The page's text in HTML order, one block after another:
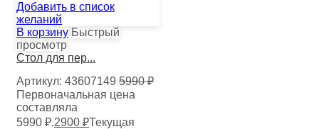
Добавить в список
желаний
В корзину Быстрый
просмотр
Стол для пер...
Артикул: 43607149 5990₽
Первоначальная цена
составляла
5990 ₽.2900 ₽Текущая